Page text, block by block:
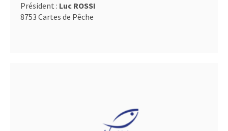
Président : Luc ROSSI
8753 Cartes de Pêche